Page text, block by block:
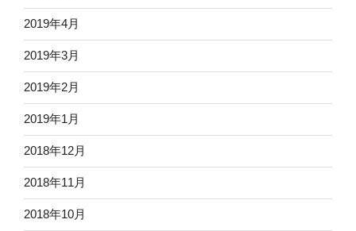
2019年4月
2019年3月
2019年2月
2019年1月
2018年12月
2018年11月
2018年10月